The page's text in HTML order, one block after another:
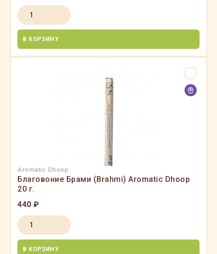
В КОРЗИНУ
Aromatic Dhoop
Благовоние Брами (Brahmi) Aromatic Dhoop
20 г.
440 ₽
В КОРЗИНУ